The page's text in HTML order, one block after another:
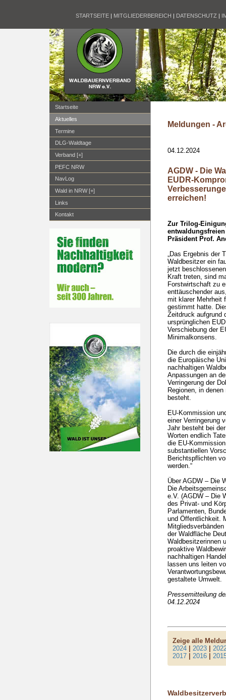
STARTSEITE | MITGLIEDERBEREICH | DATENSCHUTZ |
Startseite
Aktuelles
Termine
DLG-Waldtage
Verband [+]
PEFC NRW
NavLog
Wald in NRW [+]
Links
Kontakt
Meldungen -
04.12.2024
AGDW - Die
EUDR-
erreichen!
Zur Trilog-
entwaldungsfreien
Präsident Prof.
„Das Ergebnis der
Waldbesitzer ein
jetzt
Kraft treten, sind
Forstwirtschaft zu
enttäuschender
mit klarer Mehrheit
gestimmt hatte.
Zeitdruck aufgrund
ursprünglichen
Verschiebung der
Minimalkonsens.
Die durch die
die Europäische
nachhaltigen
Anpassungen an
Verringerung der
Regionen, in
besteht.
EU-Kommission
einer Verringerung
Jahr besteht bei
Worten endlich
die EU-
substantiellen
Berichtspflichten
werden.“
Über AGDW – Die
Die
e.V. (AGDW – Die
des Privat- und
Parlamenten,
und Öffentlichkeit.
der Waldfläche
Waldbesitzerinnen
proaktive
nachhaltigen
lassen uns leiten
gestaltete Umwelt.
Pressemitteilung
04.12.2024
Zeige alle
2024 |2023 |
2017 |2016 |